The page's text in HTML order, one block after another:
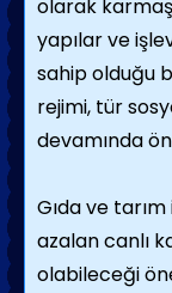
olarak
yapılar ve
sahip olduğu
rejimi, tür
devamında
Gıda ve
azalan canlı
olabileceği